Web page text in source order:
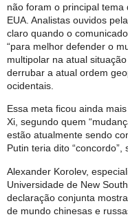
não foram o principal
EUA. Analistas ouvidos
claro quando o
“para melhor defender o
multipolar na atual
derrubar a atual ordem
ocidentais.
Essa meta ficou ainda
Xi, segundo quem
estão atualmente sendo
Putin teria dito “concordo”,
Alexander Korolev,
Universidade de New
declaração conjunta
de mundo chinesas e